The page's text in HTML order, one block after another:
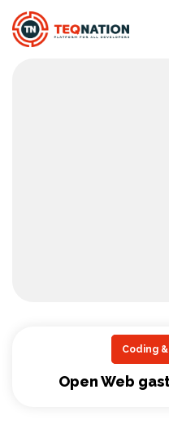
Coding
Open Web